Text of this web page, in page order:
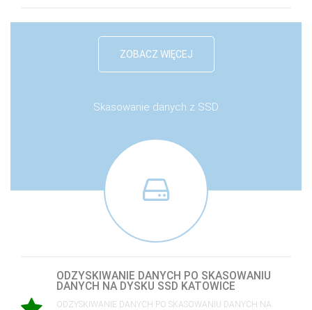
ZOBACZ WIĘCEJ
Skasowanie danych z SSD
ODZYSKIWANIE DANYCH PO SKASOWANIU
DANYCH NA DYSKU SSD KATOWICE
ODZYSKIWANIE DANYCH PO SKASOWANIU DANYCH NA